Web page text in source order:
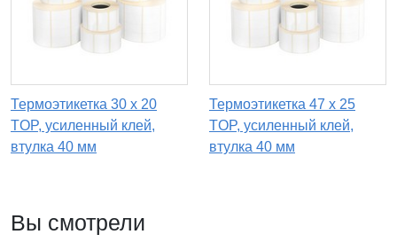
Термоэтикетка 30 х 20
TOP, усиленный клей,
втулка 40 мм
Термоэтикетка 47 х 25
TOP, усиленный клей,
втулка 40 мм
Вы смотрели